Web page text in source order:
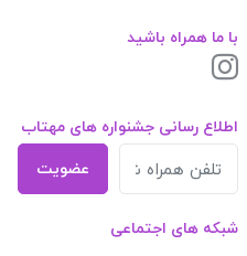
با ما همراه باشید
اطلاع رسانی جشنواره های مهتاب
عضویت
شبکه های اجتماعی